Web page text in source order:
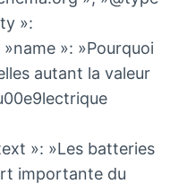
»:
»: »Pourquoi
autant la valeur
»: »Les batteries
importante du